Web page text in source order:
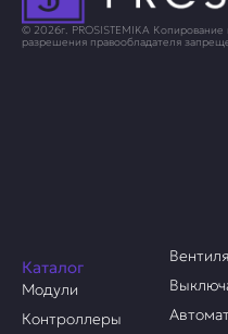
© 2026г. PROSISTEMIKA
разрешения правообладателя
Каталог
Модули
Контроллеры